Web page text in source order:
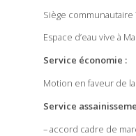
Siège communautaire
Espace d’eau vive à
Service économie :
Motion en faveur de
Service
– accord cadre de